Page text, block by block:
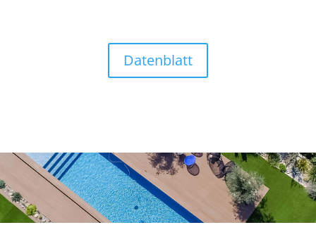
Datenblatt